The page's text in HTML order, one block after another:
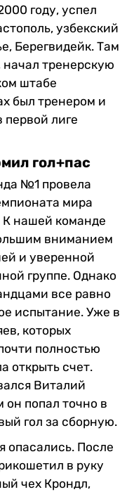
году, успел
узбекский
Берегвидейк. Там
начал тренерскую
штабе
был тренером и
первой лиге
гол+пас
№1 провела
мира
нашей команде
вниманием
и уверенной
группе. Однако
все равно
испытание. Уже в
которых
полностью
открыть счет.
Виталий
он попал точно в
гол за сборную.
опасались. После
в руку
чех Крондл,